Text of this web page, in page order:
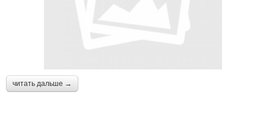
читать дальше →